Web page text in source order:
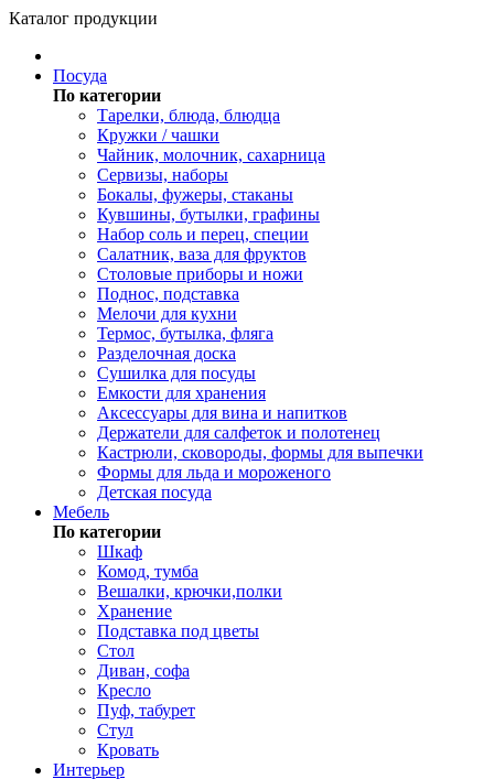
Каталог продукции
Посуда
По категории
Тарелки, блюда, блюдца
Кружки / чашки
Чайник, молочник, сахарница
Сервизы, наборы
Бокалы, фужеры, стаканы
Кувшины, бутылки, графины
Набор соль и перец, специи
Салатник, ваза для фруктов
Столовые приборы и ножи
Поднос, подставка
Мелочи для кухни
Термос, бутылка, фляга
Разделочная доска
Сушилка для посуды
Емкости для хранения
Аксессуары для вина и напитков
Держатели для салфеток и полотенец
Кастрюли, сковороды, формы для выпечки
Формы для льда и мороженого
Детская посуда
Мебель
По категории
Шкаф
Комод, тумба
Вешалки, крючки,полки
Хранение
Подставка под цветы
Стол
Диван, софа
Кресло
Пуф, табурет
Стул
Кровать
Интерьер